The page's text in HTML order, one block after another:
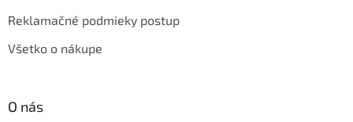
Reklamačné podmieky postup
Všetko o nákupe
O nás